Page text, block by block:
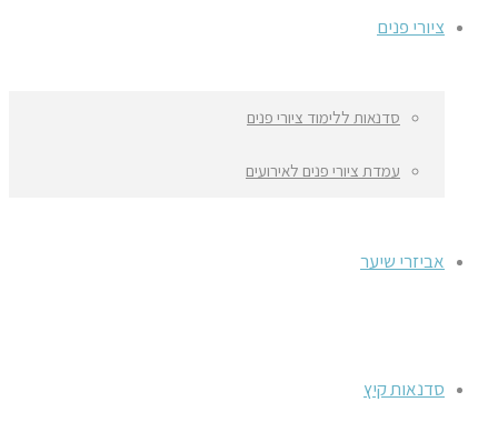
ציורי פנים
סדנאות ללימוד ציורי פנים
עמדת ציורי פנים לאירועים
אביזרי שיער
סדנאות קיץ